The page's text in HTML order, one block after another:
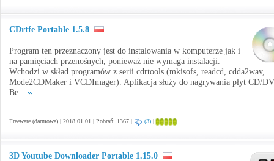
CDrtfe Portable 1.5.8
Program ten przeznaczony jest do instalowania w komputerze jak i
na pamięciach przenośnych, ponieważ nie wymaga instalacji.
Wchodzi w skład programów z serii cdrtools (mkisofs, readcd, cdda2wav,
Mode2CDMaker i VCDImager). Aplikacja służy do nagrywania płyt CD/
Be...
Freeware (darmowa) | 2018.01.01 | Pobrań: 1367 | (3) |
3D Youtube Downloader Portable 1.15.0